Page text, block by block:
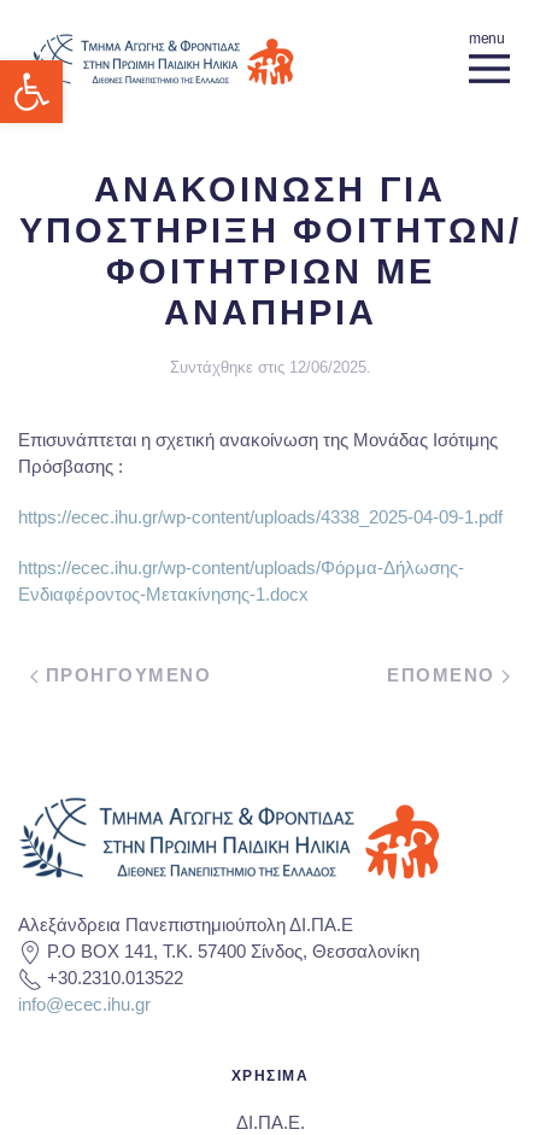
Ανοίξτε τη γραμμή εργαλείων
ΑΝΑΚΟΙΝΩΣΗ ΓΙΑ
ΥΠΟΣΤΗΡΙΞΗ ΦΟΙΤΗΤΩΝ/
ΦΟΙΤΗΤΡΙΩΝ ΜΕ
ΑΝΑΠΗΡΙΑ
Συντάχθηκε στις 12/06/2025.
Επισυνάπτεται η σχετική ανακοίνωση της Μονάδας Ισότιμης
Πρόσβασης :
https://ecec.ihu.gr/wp-content/uploads/4338_2025-04-09-1.pdf
https://ecec.ihu.gr/wp-content/uploads/Φόρμα-Δήλωσης-
Ενδιαφέροντος-Μετακίνησης-1.docx
ΠΡΟΗΓΟΥΜΕΝΟ ΕΠΟΜΕΝΟ
Αλεξάνδρεια Πανεπιστημιούπολη ΔΙ.ΠΑ.Ε
P.O BOX 141, T.K. 57400 Σίνδος, Θεσσαλονίκη
+30.2310.013522
info@ecec.ihu.gr
ΧΡΗΣΙΜΑ
ΔΙ.ΠΑ.Ε.